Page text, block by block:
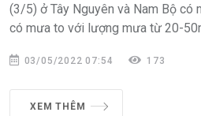
(3/5) ở Tây Nguyên và Nam Bộ có
có mưa to với lượng mưa từ 20-
03/05/2022 07:54 173
XEM THÊM